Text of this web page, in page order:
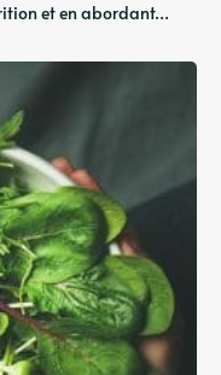
et en abordant…